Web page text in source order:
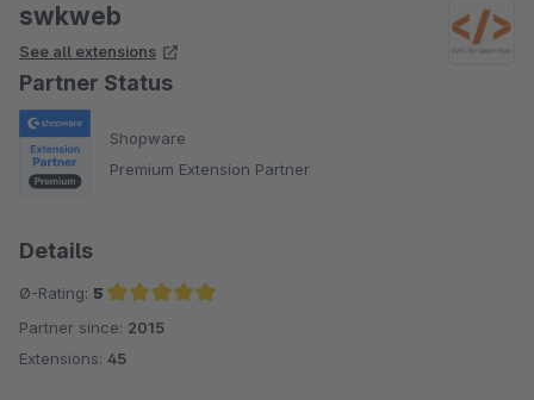
swkweb
See all extensions
Partner Status
Shopware
Premium Extension Partner
Details
Ø-Rating: 5
Average rating of 5 out of 5 stars
Partner since: 2015
Extensions: 45